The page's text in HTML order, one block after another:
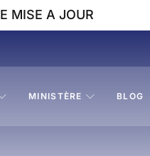
MISE A JOUR
MINISTÈRE BLOG